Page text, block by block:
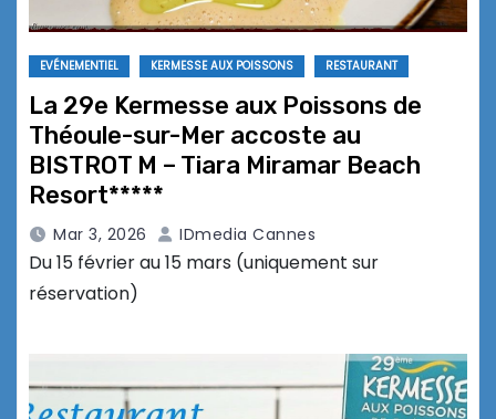
EVÉNEMENTIEL KERMESSE AUX POISSONS RESTAURANT
La 29e Kermesse aux Poissons de
Théoule-sur-Mer accoste au
BISTROT M – Tiara Miramar Beach
Resort*****
Mar 3, 2026 IDmedia Cannes
Du 15 février au 15 mars (uniquement sur
réservation)